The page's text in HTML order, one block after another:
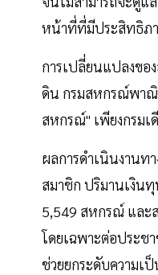
หน้าที่ที่มีประสิทธิภ
การเปลี่ยนแปลงขอ
ดิน กรมสหกรณ์พาณิ
สหกรณ์" เพียงกรมเ
ผลการดำเนินงานท
สมาชิก ปริมานเงิน
5,549 สหกรณ์ และ
โดยเฉพาะต่อประ
ช่วยยกระดับความเ